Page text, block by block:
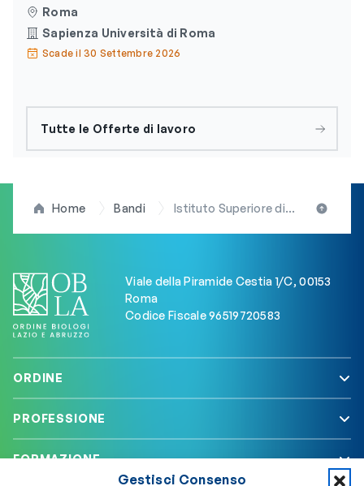
Gestisci Consenso
Roma
Sapienza Università di Roma
Scade il 30 Settembre 2026
Tutte le Offerte di lavoro
Home Bandi Istituto Superiore di Sanità, selezione pubblica per l’assunzione di n. 1 unità di personale con il profilo di Ricercatore (III livello)
Viale della Piramide Cestia 1/C, 00153
Roma
Codice Fiscale 96519720583
ORDINE
PROFESSIONE
FORMAZIONE